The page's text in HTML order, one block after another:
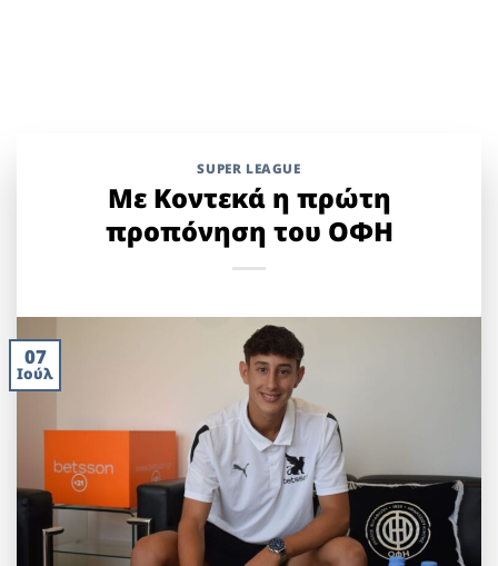
SUPER LEAGUE
Με Κοντεκά η πρώτη
προπόνηση του ΟΦΗ
07
Ιούλ